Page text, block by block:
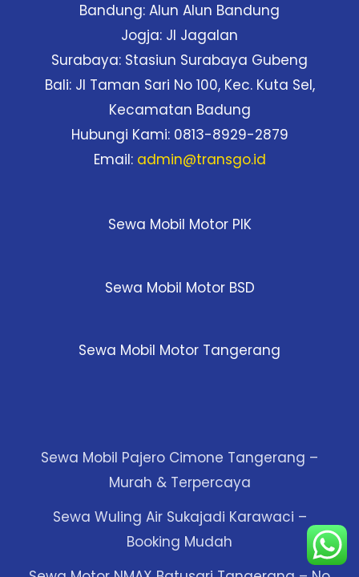
Bandung: Alun Alun Bandung
Jogja: Jl Jagalan
Surabaya: Stasiun Surabaya Gubeng
Bali: Jl Taman Sari No 100, Kec. Kuta Sel,
Kecamatan Badung
Hubungi Kami: 0813-8929-2879
Email: admin@transgo.id
Sewa Mobil Motor PIK
Sewa Mobil Motor BSD
Sewa Mobil Motor Tangerang
Sewa Mobil Pajero Cimone Tangerang –
Murah & Terpercaya
Sewa Wuling Air Sukajadi Karawaci –
Booking Mudah